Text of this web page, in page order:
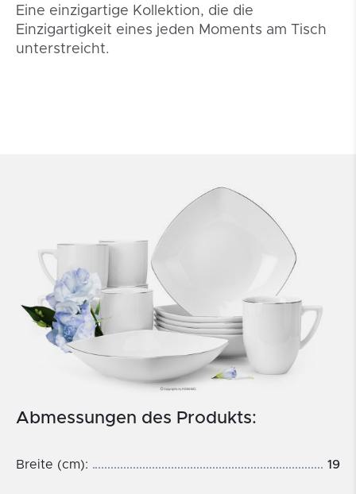
Eine einzigartige Kollektion, die die
Einzigartigkeit eines jeden Moments am Tisch
unterstreicht.
Abmessungen des Produkts:
Breite (cm): 19